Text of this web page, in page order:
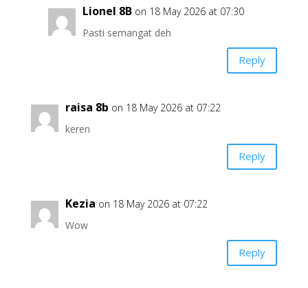
Lionel 8B on 18 May 2026 at 07:30
Pasti semangat deh
Reply
raisa 8b on 18 May 2026 at 07:22
keren
Reply
Kezia on 18 May 2026 at 07:22
Wow
Reply